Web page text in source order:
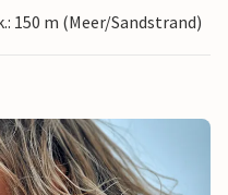
150 m (Meer/Sandstrand)